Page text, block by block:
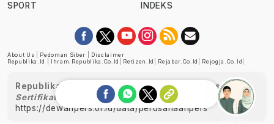
SPORT
INDEKS
About Us Pedoman Siber
Disclaimer
Republika.id
Ihram.republika.co.id Retizen.id Rejabar.co.id Rejogja.co.id
Republika telah diverifikasi oleh Dewan Pers
Sertifikat Nomor 1058/DP-Verifikasi/K/XII/2022
https://dewanpers.or.id/data/perusahaanpers